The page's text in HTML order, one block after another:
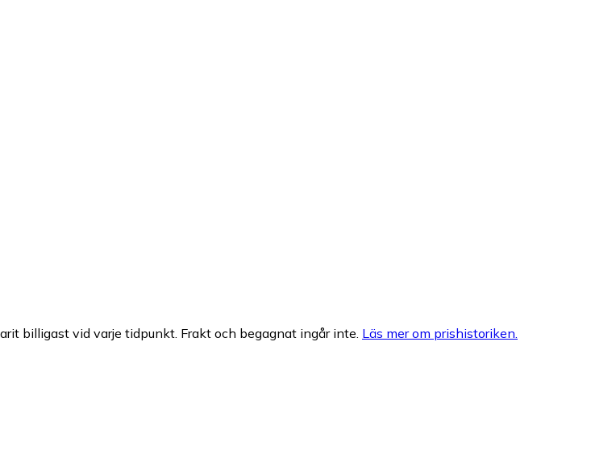
billigast vid varje tidpunkt. Frakt och begagnat ingår inte. Läs mer om prishistoriken.